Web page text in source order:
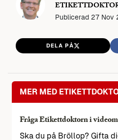
Publicerad 27 Nov
DELA PÅ
MER MED
Fråga Etikettdoktorn i
Ska du på Bröllop? Gifta